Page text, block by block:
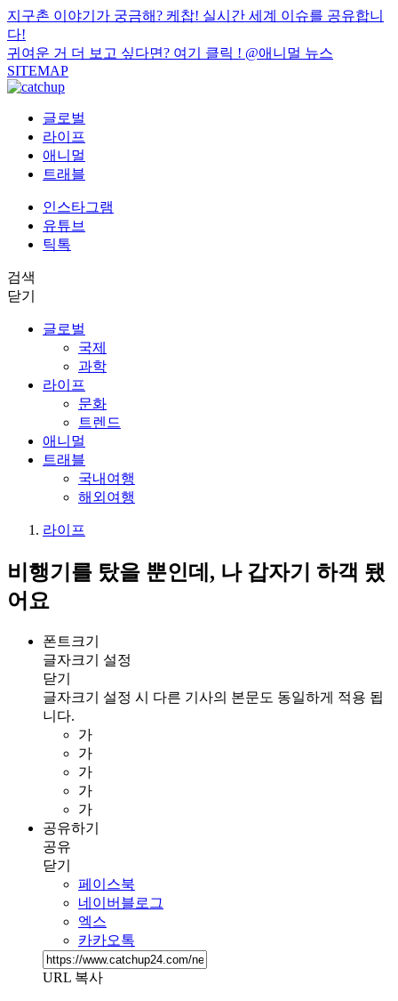
지구촌 이야기가 궁금해? 케찹! 실시간 세계 이슈를 공유합니
다!
귀여운 거 더 보고 싶다면? 여기 클릭 ! @애니멀 뉴스
SITEMAP
글로벌
라이프
애니멀
트래블
인스타그램
유튜브
틱톡
검색
닫기
글로벌
국제
과학
라이프
문화
트렌드
애니멀
트래블
국내여행
해외여행
라이프
비행기를 탔을 뿐인데, 나 갑자기 하객 됐
어요
폰트크기
글자크기 설정
닫기
글자크기 설정 시 다른 기사의 본문도 동일하게 적용 됩
니다.
가
가
가
가
가
공유하기
공유
닫기
페이스북
네이버블로그
엑스
카카오톡
URL 복사